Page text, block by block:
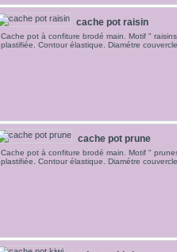
cache pot raisin
Cache pot à confiture brodé main. Motif "
plastifiée. Contour élastique. Diamétre
cache pot prune
Cache pot à confiture brodé main. Motif "
plastifiée. Contour élastique. Diamétre